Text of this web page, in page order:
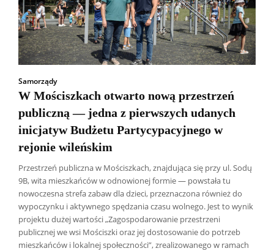
Samorządy
W Mościszkach otwarto nową przestrzeń
publiczną — jedna z pierwszych udanych
inicjatyw Budżetu Partycypacyjnego w
rejonie wileńskim
Przestrzeń publiczna w Mościszkach, znajdująca się przy ul. Sodų
9B, wita mieszkańców w odnowionej formie — powstała tu
nowoczesna strefa zabaw dla dzieci, przeznaczona również do
wypoczynku i aktywnego spędzania czasu wolnego. Jest to wynik
projektu dużej wartości „Zagospodarowanie przestrzeni
publicznej we wsi Mościszki oraz jej dostosowanie do potrzeb
mieszkańców i lokalnej społeczności”, zrealizowanego w ramach